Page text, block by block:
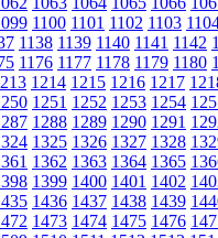
1100 1101 1102 1103
1138 1139 1140 1141 1142
1176 1177 1178 1179 1180
1214 1215 1216 1217
1251 1252 1253 1254
1288 1289 1290 1291
1325 1326 1327 1328
1362 1363 1364 1365
1399 1400 1401 1402
1436 1437 1438 1439
1473 1474 1475 1476